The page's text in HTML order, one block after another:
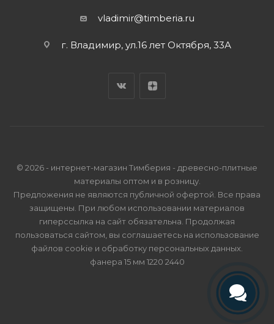
vladimir@timberia.ru
г. Владимир, ул.16 лет Октября, 33А
© 2026 - интернет-магазин Тимберия - древесно-плитные
материалы оптом и в розницу.
Предложения не являются публичной офертой. Все права
защищены. При любом использовании материалов
гиперссылка на сайт обязательна. Продолжая
пользоваться сайтом, вы соглашаетесь на использование
файлов cookie и обработку персональных данных
фанера 15 мм 1220 2440